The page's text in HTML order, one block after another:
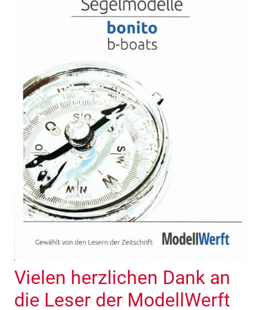
Vielen herzlichen Dank an
die Leser der ModellWerft